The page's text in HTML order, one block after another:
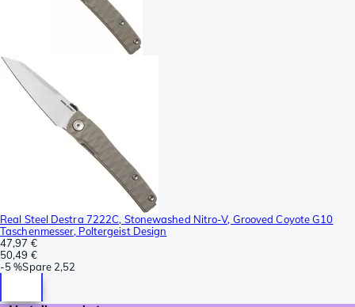
Real Steel Destra 7222C, Stonewashed Nitro-V, Grooved Coyote G10
Taschenmesser, Poltergeist Design
47,97 €
50,49 €
-5 %Spare 2,52